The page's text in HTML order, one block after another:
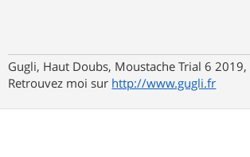
Gugli, Haut Doubs, Moustache Trial 6 2019,
Retrouvez moi sur http://www.gugli.fr